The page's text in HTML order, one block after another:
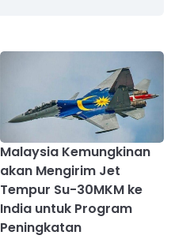
Malaysia Kemungkinan
akan Mengirim Jet
Tempur Su-30MKM ke
India untuk Program
Peningkatan